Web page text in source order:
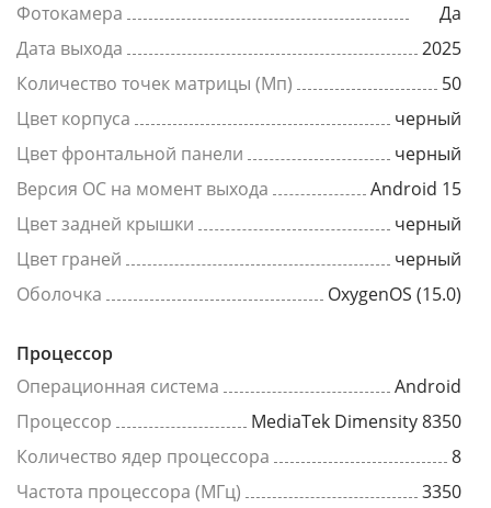
Фотокамера
Да
Дата выхода
2025
Количество точек матрицы (Мп)
50
Цвет корпуса
черный
Цвет фронтальной панели
черный
Версия ОС на момент выхода
Android 15
Цвет задней крышки
черный
Цвет граней
черный
Оболочка
OxygenOS (15.0)
Процессор
Операционная система
Android
Процессор
MediaTek Dimensity 8350
Количество ядер процессора
8
Частота процессора (МГц)
3350